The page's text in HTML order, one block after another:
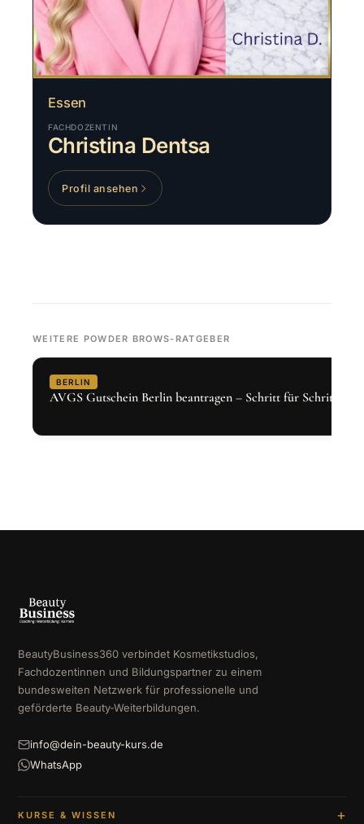
Essen
FACHDOZENTIN
Christina Dentsa
Profil ansehen
WEITERE POWDER BROWS-RATGEBER
BERLIN
AVGS Gutschein Berlin beantragen – Schritt für Schritt 2026
BeautyBusiness360 verbindet Kosmetikstudios,
Fachdozentinnen und Bildungspartner zu einem
bundesweiten Netzwerk für professionelle und
geförderte Beauty-Weiterbildungen.
info@dein-beauty-kurs.de
WhatsApp
KURSE & WISSEN